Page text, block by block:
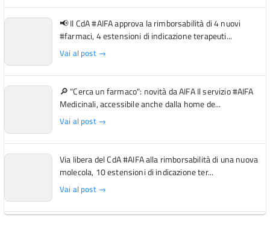
📢 Il CdA #AIFA approva la rimborsabilità di 4 nuovi
#farmaci, 4 estensioni di indicazione terapeuti...
Vai al post →
🔎 "Cerca un farmaco": novità da AIFA Il servizio #AIFA
Medicinali, accessibile anche dalla home de...
Vai al post →
Via libera del CdA #AIFA alla rimborsabilità di una nuova
molecola, 10 estensioni di indicazione ter...
Vai al post →